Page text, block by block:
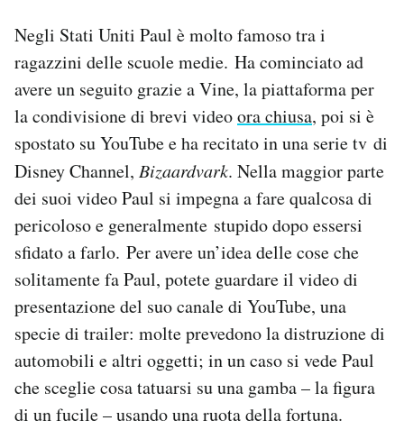
Negli Stati Uniti Paul è molto famoso tra i
ragazzini delle scuole medie. Ha cominciato ad
avere un seguito grazie a Vine, la piattaforma per
la condivisione di brevi videoora chiusa, poi si è
spostato su YouTube e ha recitato in una serie tv di
Disney Channel, Bizaardvark. Nella maggior parte
dei suoi video Paul si impegna a fare qualcosa di
pericoloso e generalmente stupido dopo essersi
sfidato a farlo. Per avere un’idea delle cose che
solitamente fa Paul, potete guardare il video di
presentazione del suo canale di YouTube, una
specie di trailer: molte prevedono la distruzione di
automobili e altri oggetti; in un caso si vede Paul
che sceglie cosa tatuarsi su una gamba – la figura
di un fucile – usando una ruota della fortuna.